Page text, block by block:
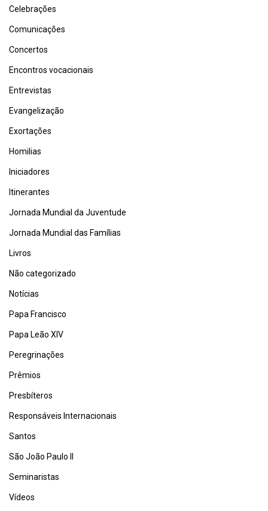
Celebrações
Comunicações
Concertos
Encontros vocacionais
Entrevistas
Evangelização
Exortações
Homilias
Iniciadores
Itinerantes
Jornada Mundial da Juventude
Jornada Mundial das Famílias
Livros
Não categorizado
Notícias
Papa Francisco
Papa Leão XIV
Peregrinações
Prêmios
Presbíteros
Responsáveis Internacionais
Santos
São João Paulo II
Seminaristas
Vídeos